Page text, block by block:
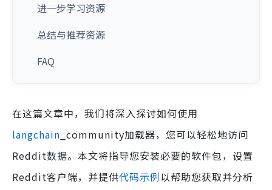
进一步学习资源
总结与推荐资源
FAQ
在这篇文章中，我们将深入探讨如何使用
langchain _community加载器，您可以轻松地访问
Reddit数据。本文将指导您安装必要的软件包，设置
Reddit客户端，并提供代码示例以帮助您获取并分析